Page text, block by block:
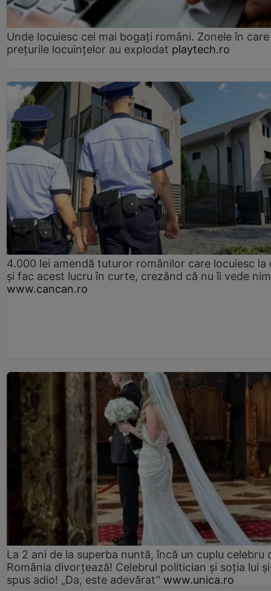
Unde locuiesc cei mai bogați români. Zonele în care
prețurile locuințelor au explodat playtech.ro
4.000 lei amendă tuturor românilor care locuiesc la
și fac acest lucru în curte, crezând că nu îi vede
www.cancan.ro
La 2 ani de la superba nuntă, încă un cuplu celebru
România divorțează! Celebrul politician și soția lui
spus adio! „Da, este adevărat” www.unica.ro